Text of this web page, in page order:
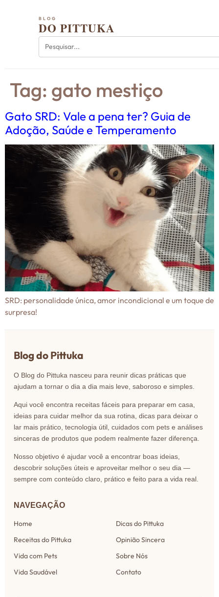
BLOG
DO PITTUKA
Tag: gato mestiço
Gato SRD: Vale a pena ter? Guia de
Adoção, Saúde e Temperamento
SRD: personalidade única, amor incondicional e um toque de
surpresa!
Blog do Pittuka
O Blog do Pittuka nasceu para reunir dicas práticas que
ajudam a tornar o dia a dia mais leve, saboroso e simples.
Aqui você encontra receitas fáceis para preparar em casa,
ideias para cuidar melhor da sua rotina, dicas para deixar o
lar mais prático, tecnologia útil, cuidados com pets e análises
sinceras de produtos que podem realmente fazer diferença.
Nosso objetivo é ajudar você a encontrar boas ideias,
descobrir soluções úteis e aproveitar melhor o seu dia —
sempre com conteúdo claro, prático e feito para a vida real.
NAVEGAÇÃO
Home
Receitas do Pittuka
Vida com Pets
Vida Saudável
Dicas do Pittuka
Opinião Sincera
Sobre Nós
Contato